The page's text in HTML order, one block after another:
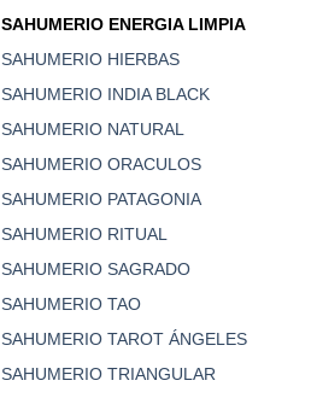
SAHUMERIO ENERGIA LIMPIA
SAHUMERIO HIERBAS
SAHUMERIO INDIA BLACK
SAHUMERIO NATURAL
SAHUMERIO ORACULOS
SAHUMERIO PATAGONIA
SAHUMERIO RITUAL
SAHUMERIO SAGRADO
SAHUMERIO TAO
SAHUMERIO TAROT ÁNGELES
SAHUMERIO TRIANGULAR